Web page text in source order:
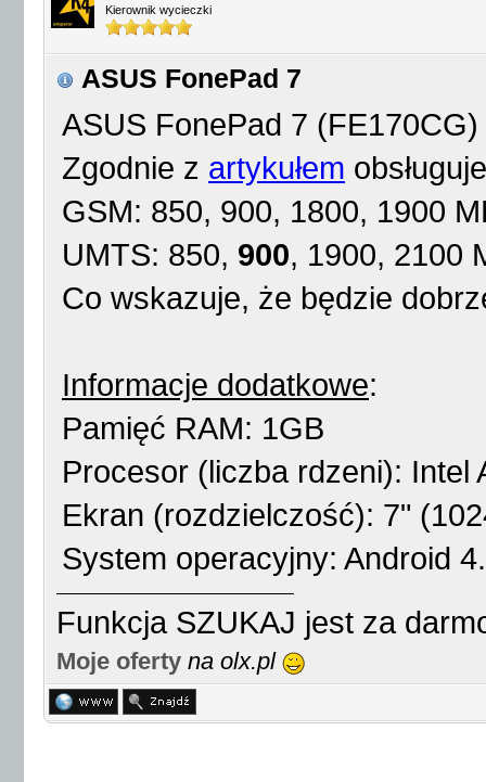
Kierownik wycieczki
ASUS FonePad 7
ASUS FonePad 7 (FE170CG)
Zgodnie z artykułem
GSM: 850, 900, 1800, 1900
UMTS: 850, 900, 1900, 2100
Co wskazuje, że będzie
Informacje dodatkowe:
Pamięć RAM: 1GB
Procesor (liczba rdzeni): Intel
Ekran (rozdzielczość): 7"
System operacyjny: Android
Funkcja SZUKAJ jest za
Moje oferty na olx.pl